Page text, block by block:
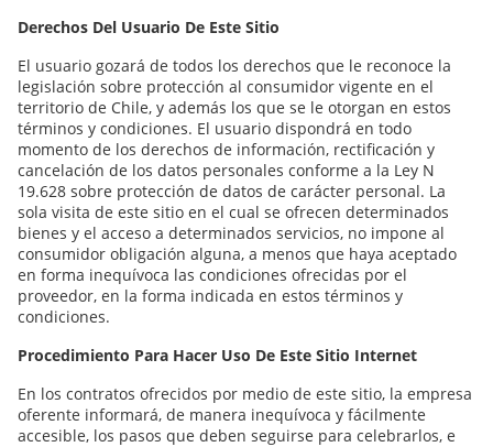
Derechos Del Usuario De Este Sitio
El usuario gozará de todos los derechos que le reconoce la
legislación sobre protección al consumidor vigente en el
territorio de Chile, y además los que se le otorgan en estos
términos y condiciones. El usuario dispondrá en todo
momento de los derechos de información, rectificación y
cancelación de los datos personales conforme a la Ley N
19.628 sobre protección de datos de carácter personal. La
sola visita de este sitio en el cual se ofrecen determinados
bienes y el acceso a determinados servicios, no impone al
consumidor obligación alguna, a menos que haya aceptado
en forma inequívoca las condiciones ofrecidas por el
proveedor, en la forma indicada en estos términos y
condiciones.
Procedimiento Para Hacer Uso De Este Sitio Internet
En los contratos ofrecidos por medio de este sitio, la empresa
oferente informará, de manera inequívoca y fácilmente
accesible, los pasos que deben seguirse para celebrarlos, e